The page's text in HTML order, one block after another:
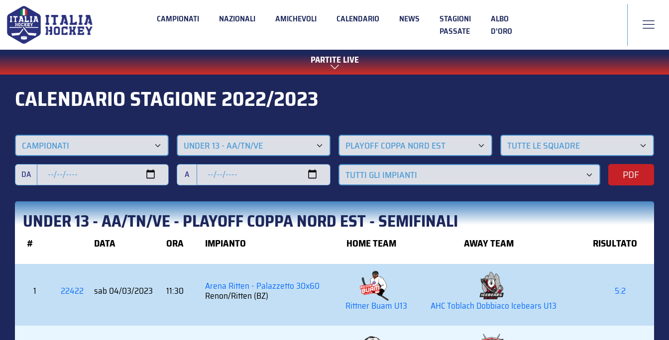
CAMPIONATI NAZIONALI AMICHEVOLI CALENDARIO NEWS
STAGIONI
PASSATE
ALBO
D’ORO
PARTITE LIVE
CALENDARIO STAGIONE 2022/2023
CAMPIONATI UNDER 13 - AA/TN/VE PLAYOFF COPPA NORD EST TUTTE LE SQUADRE
DA A TUTTI GLI IMPIANTI PDF
UNDER 13 - AA/TN/VE - PLAYOFF COPPA NORD EST - SEMIFINALI
# DATA ORA IMPIANTO HOME TEAM AWAY TEAM RISULTATO
1 22422 sab 04/03/2023 11:30 Arena Ritten - Palazzetto 30x60
Renon/Ritten (BZ)
Rittner Buam U13 AHC Toblach Dobbiaco Icebears U13
5:2